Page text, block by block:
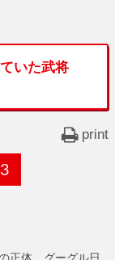
いた武将
print
,
固
3